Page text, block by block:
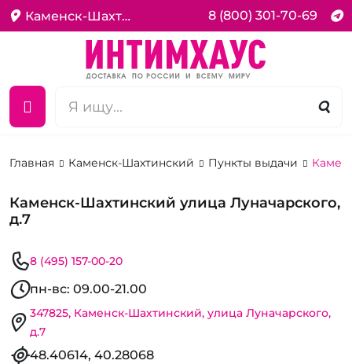
Каменск-Шахтинский 8 (800) 301-70-69
Главная Каменск-Шахтинский Пункты выдачи
Каменск-Шахтинский улица Луначарского,
д.7
8 (495) 157-00-20
пн-вс: 09.00-21.00
347825, Каменск-Шахтинский, улица Луначарского,
д.7
48.40614, 40.28068